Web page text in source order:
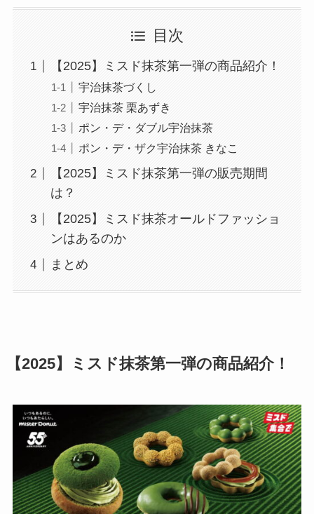
目次
【2025】ミスド抹茶第一弾の商品紹介！
宇治抹茶づくし
宇治抹茶 栗あずき
ポン・デ・ダブル宇治抹茶
ポン・デ・ザク宇治抹茶 きなこ
【2025】ミスド抹茶第一弾の販売期間
は？
【2025】ミスド抹茶オールドファッショ
ンはあるのか
まとめ
【2025】ミスド抹茶第一弾の商品紹介！